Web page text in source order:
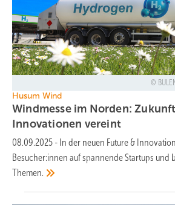
Husum Wind
Windmesse im Norden:
Innovationen vereint
08.09.2025 - In der neuen Future &
Besucher:innen auf spannende Startups und
Themen.